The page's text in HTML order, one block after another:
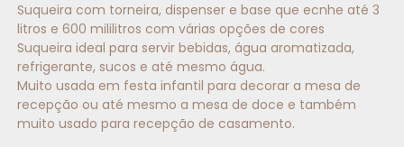
Suqueira com torneira, dispenser e base que ecnhe até 3
litros e 600 mililitros com várias opções de cores
Suqueira ideal para servir bebidas, água aromatizada,
refrigerante, sucos e até mesmo água.
Muito usada em festa infantil para decorar a mesa de
recepção ou até mesmo a mesa de doce e também
muito usado para recepção de casamento.